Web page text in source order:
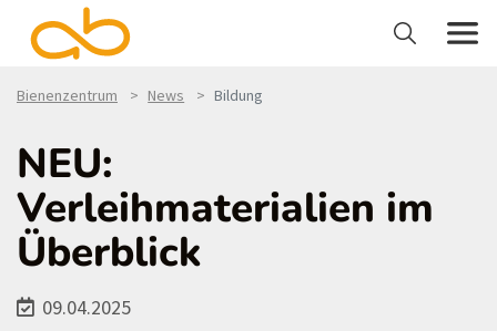
Bienenzentrum News Bildung
NEU:
Verleihmaterialien im
Überblick
09.04.2025